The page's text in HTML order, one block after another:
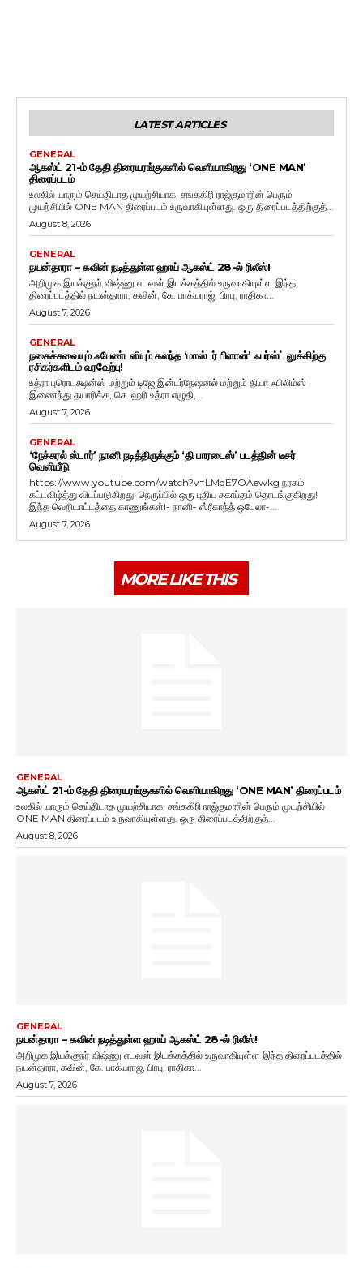
LATEST ARTICLES
GENERAL
ஆகஸ்ட் 21-ம் தேதி திரையரங்குகளில் வெளியாகிறது ‘ONE MAN’
திரைப்படம்
உலகில் யாரும் செய்திடாத முயற்சியாக, சங்ககிரி ராஜ்குமாரின் பெரும்
முயற்சியில் ONE MAN திரைப்படம் உருவாகியுள்ளது. ஒரு திரைப்படத்திற்குத்...
August 8, 2026
GENERAL
நயன்தாரா – கவின் நடித்துள்ள ஹாய் ஆகஸ்ட் 28-ல் ரிலீஸ்!
அறிமுக இயக்குநர் விஷ்ணு எடவன் இயக்கத்தில் உருவாகியுள்ள இந்த
திரைப்படத்தில் நயன்தாரா, கவின், கே. பாக்யராஜ், பிரபு, ராதிகா...
August 7, 2026
GENERAL
நகைச்சுவையும் ஃபேண்டஸியும் கலந்த ‘மாஸ்டர் பிளான்’ ஃபர்ஸ்ட் லுக்கிற்கு
ரசிகர்களிடம் வரவேற்பு!
உத்ரா புரொடக்ஷன்ஸ் மற்றும் டிஜே இன்டர்நேஷனல் மற்றும் தியா ஃபிலிம்ஸ்
இணைந்து தயாரிக்க, செ. ஹரி உத்ரா எழுதி,...
August 7, 2026
GENERAL
‘நேச்சுரல் ஸ்டார்’ நானி நடித்திருக்கும் ‘தி பாரடைஸ்’ படத்தின் டீசர்
வெளியீடு
https://www.youtube.com/watch?v=LMqE7OAewkg நரகம்
கட்டவிழ்த்து விடப்படுகிறது! நெருப்பில் ஒரு புதிய சகாப்தம் தொடங்குகிறது!
இந்த வெறியாட்டத்தை காணுங்கள்!- நானி- ஸ்ரீகாந்த் ஒடேலா-...
August 7, 2026
MORE LIKE THIS
GENERAL
ஆகஸ்ட் 21-ம் தேதி திரையரங்குகளில் வெளியாகிறது ‘ONE MAN’ திரைப்படம்
உலகில் யாரும் செய்திடாத முயற்சியாக, சங்ககிரி ராஜ்குமாரின் பெரும் முயற்சியில்
ONE MAN திரைப்படம் உருவாகியுள்ளது. ஒரு திரைப்படத்திற்குத்...
August 8, 2026
GENERAL
நயன்தாரா – கவின் நடித்துள்ள ஹாய் ஆகஸ்ட் 28-ல் ரிலீஸ்!
அறிமுக இயக்குநர் விஷ்ணு எடவன் இயக்கத்தில் உருவாகியுள்ள இந்த திரைப்படத்தில்
நயன்தாரா, கவின், கே. பாக்யராஜ், பிரபு, ராதிகா...
August 7, 2026